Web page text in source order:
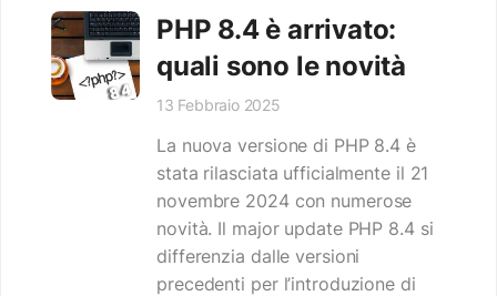
PHP 8.4 è arrivato:
quali sono le novità
13 Febbraio 2025
La nuova versione di PHP 8.4 è
stata rilasciata ufficialmente il 21
novembre 2024 con numerose
novità. Il major update PHP 8.4 si
differenzia dalle versioni
precedenti per l’introduzione di